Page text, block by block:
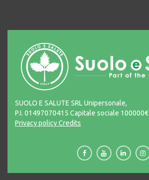
SUOLO E SALUTE SRL Unipersonale,
P.I. 01497070415 Capitale sociale 100000€
Privacy policyCredits